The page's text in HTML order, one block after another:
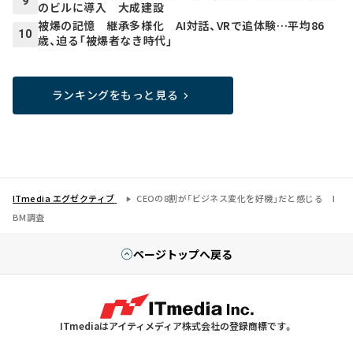
のビルに導入 大成建設
10
被爆の記憶 継承多様化 AI対話、VRで追体験…平均86
歳、迫る「被爆者なき時代」
ランキングをもっと見る
ITmedia エグゼクティブ
CEOの8割が「ビジネス変化を好機」だと感じる I
BM調査
ページトップへ戻る
ITmediaはアイティメディア株式会社の登録商標です。